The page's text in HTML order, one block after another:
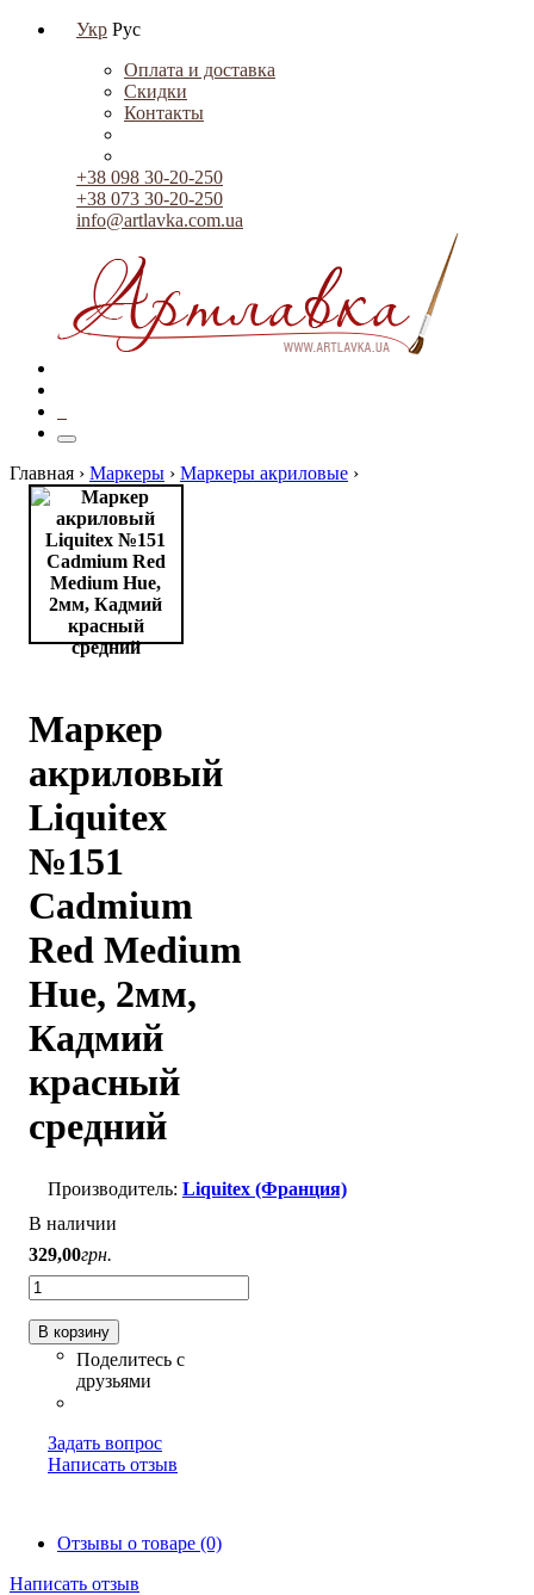
Укр Рус
Оплата и доставка
Скидки
Контакты
+38 098 30-20-250
+38 073 30-20-250
info@artlavka.com.ua
Главная › Маркеры › Маркеры акриловые ›
Маркер
акриловый
Liquitex
№151
Cadmium
Red Medium
Hue, 2мм,
Кадмий
красный
средний
Liquitex (Франция)
В наличии
329,00грн.
В корзину
Задать вопрос
Написать отзыв
Отзывы о товаре (0)
Написать отзыв